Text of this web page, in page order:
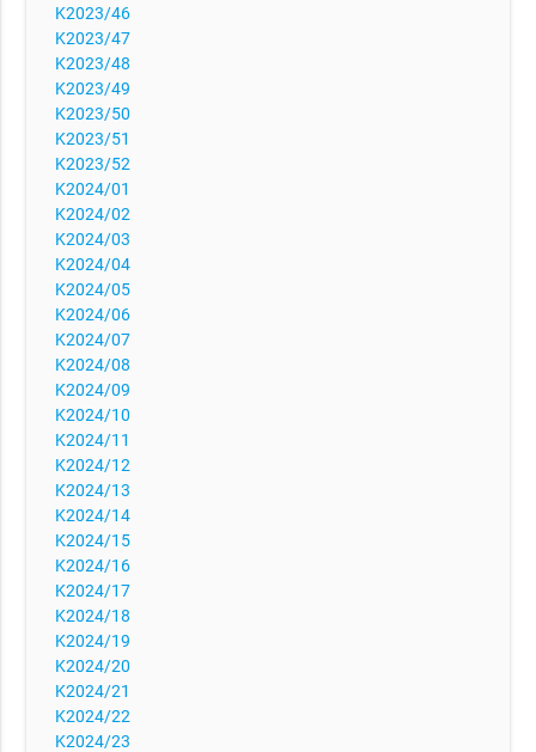
K2023/46
K2023/47
K2023/48
K2023/49
K2023/50
K2023/51
K2023/52
K2024/01
K2024/02
K2024/03
K2024/04
K2024/05
K2024/06
K2024/07
K2024/08
K2024/09
K2024/10
K2024/11
K2024/12
K2024/13
K2024/14
K2024/15
K2024/16
K2024/17
K2024/18
K2024/19
K2024/20
K2024/21
K2024/22
K2024/23